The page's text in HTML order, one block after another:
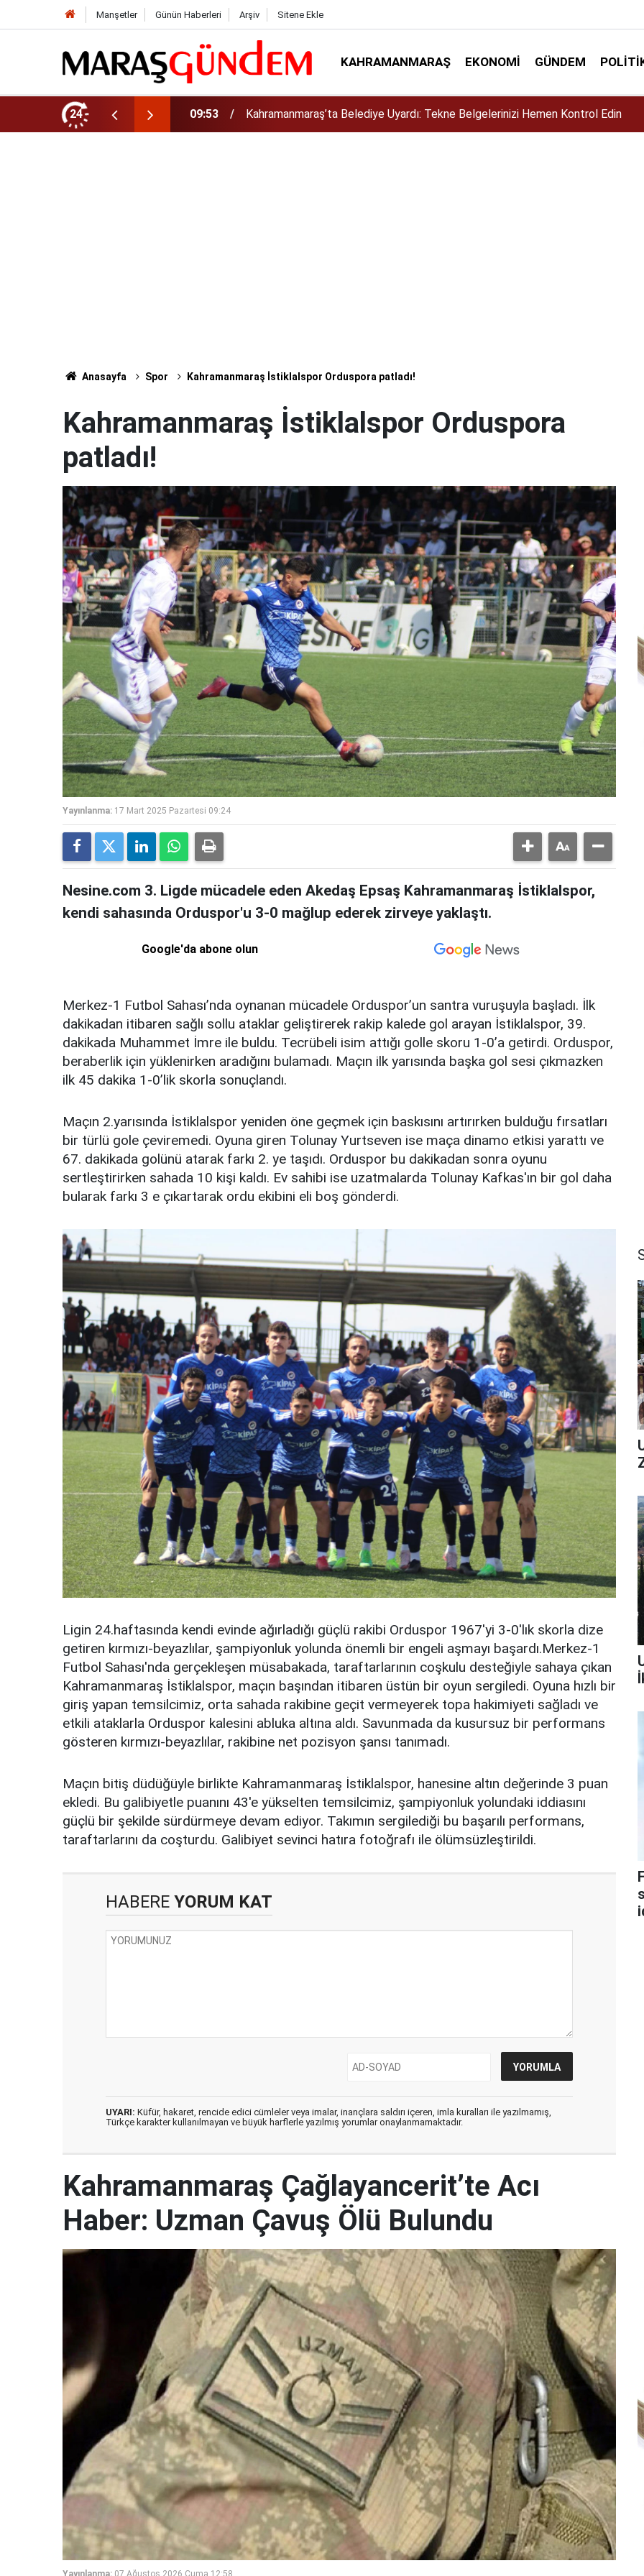
Manşetler Günün Haberleri Arşiv Sitene Ekle
KAHRAMANMARAŞ EKONOMI GÜNDEM
24
Hemen Kontrol Edin 09:44 Uluslararası Bisiklet Yarışması’nda En Zorlu Etap Tamamlandı!
Anasayfa Spor Kahramanmaraş İstiklalspor Orduspora patladı!
Kahramanmaraş İstiklalspor Orduspora
patladı!
Yayınlanma: 17 Mart 2025 Pazartesi 09:24
Nesine.com 3. Ligde mücadele eden Akedaş Epsaş Kahramanmaraş İstiklalspor,
kendi sahasında Orduspor'u 3-0 mağlup ederek zirveye yaklaştı.
Google'da abone olun
Merkez-1 Futbol Sahası’nda oynanan mücadele Orduspor’un santra vuruşuyla başladı. İlk
dakikadan itibaren sağlı sollu ataklar geliştirerek rakip kalede gol arayan İstiklalspor, 39.
dakikada Muhammet İmre ile buldu. Tecrübeli isim attığı golle skoru 1-0’a getirdi. Orduspor,
beraberlik için yüklenirken aradığını bulamadı. Maçın ilk yarısında başka gol sesi çıkmazken
ilk 45 dakika 1-0’lik skorla sonuçlandı.
Maçın 2.yarısında İstiklalspor yeniden öne geçmek için baskısını artırırken bulduğu fırsatları
bir türlü gole çeviremedi. Oyuna giren Tolunay Yurtseven ise maça dinamo etkisi yarattı ve
67. dakikada golünü atarak farkı 2. ye taşıdı. Orduspor bu dakikadan sonra oyunu
sertleştirirken sahada 10 kişi kaldı. Ev sahibi ise uzatmalarda Tolunay Kafkas'ın bir gol daha
bularak farkı 3 e çıkartarak ordu ekibini eli boş gönderdi.
Ligin 24.haftasında kendi evinde ağırladığı güçlü rakibi Orduspor 1967'yi 3-0'lık skorla dize
getiren kırmızı-beyazlılar, şampiyonluk yolunda önemli bir engeli aşmayı başardı.Merkez-1
Futbol Sahası'nda gerçekleşen müsabakada, taraftarlarının coşkulu desteğiyle sahaya çıkan
Kahramanmaraş İstiklalspor, maçın başından itibaren üstün bir oyun sergiledi. Oyuna hızlı bir
giriş yapan temsilcimiz, orta sahada rakibine geçit vermeyerek topa hakimiyeti sağladı ve
etkili ataklarla Orduspor kalesini abluka altına aldı. Savunmada da kusursuz bir performans
gösteren kırmızı-beyazlılar, rakibine net pozisyon şansı tanımadı.
Maçın bitiş düdüğüyle birlikte Kahramanmaraş İstiklalspor, hanesine altın değerinde 3 puan
ekledi. Bu galibiyetle puanını 43'e yükselten temsilcimiz, şampiyonluk yolundaki iddiasını
güçlü bir şekilde sürdürmeye devam ediyor. Takımın sergilediği bu başarılı performans,
taraftarlarını da coşturdu. Galibiyet sevinci hatıra fotoğrafı ile ölümsüzleştirildi.
HABERE YORUM KAT
UYARI: Küfür, hakaret, rencide edici cümleler veya imalar, inançlara saldırı içeren, imla kuralları ile yazılmamış,
Türkçe karakter kullanılmayan ve büyük harflerle yazılmış yorumlar onaylanmamaktadır.
Kahramanmaraş Çağlayancerit’te Acı
Haber: Uzman Çavuş Ölü Bulundu